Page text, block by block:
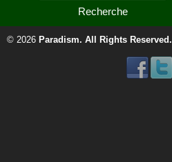
© 2026 Paradism. All Rights Reserved.